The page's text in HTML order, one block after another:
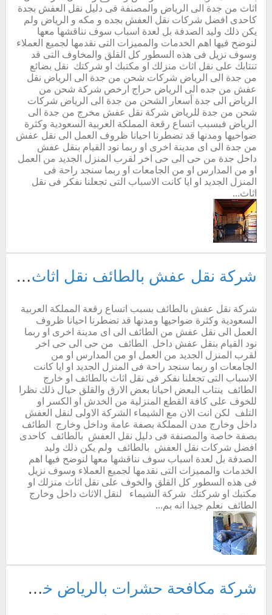
اثاث من جدة الى الرياض والمصنفة فى دليل نقل العفش بجدة
كاحدى افضل شركات نقل العفش بجده و مكه و الرياض ولم
يكن ذلك وليد الصدفة بل لعدة اسباب سوف نناقشها معها
لنوضح فيها اهم الخدمات والمميزات التى نقدمها لجميع العملاء
وسوف نزيل فى هذه السطور كل القلق والمخاوف التى قد
تنتابك على نقل اثاث منزلك او مكتبك او شركتك نقل بضائع
من جدة الى الرياض شركات شحن من جدة الى الرياض نقل
عفش من جده الى الرياض حراج ارخص شركة شحن من
الرياض الى جدة أسعار الشحن من جدة الى الرياض شركات
شحن من جدة للرياض شركة نقل عفش مخرج من جدة الى
الرياض فبسبب اتساع رقعة المملكة العربية السعودية وكثرة
ضواحيها ومدنها قد تضطرنا احيانا ظروف العمل الى نقل عفش
من جدة الى اى مدينة اخرى او ربما نود القيام بنقل عفش
داخل جدة من حى الى حى اخر لقرب المنزل الجديد من العمل
او من المدارس او من الجامعات او ربما سنجد راحة فى
المنزل الجديد او ايا كانت الاسباب التى تجعلنا نفكر فى نقل
اثاث...
شركة نقل عفش بالطائف نقل اثاث داخل وخارج الطائف مع الفك والتركيب والتغليف والضمان
شركة نقل عفش بالطائف بسبب اتساع رقعة المملكة العربية
السعودية وكثرة ضواحيها ومدنها قد تضطرنا احيانا ظروف
العمل الى نقل عفش من الطائف الى اى مدينة اخرى او ربما
نود القيام بنقل عفش داخل الطائف من حى الى حى اخر
لقرب المنزل الجديد من العمل او من المدارس او من
الجامعات او ربما سنجد راحة فى المنزل الجديد او ايا كانت
الاسباب التى تجعلنا نفكر فى نقل اثاث بالطائف او خارج
الطائف ينتاب البعض احيانا بعض الارق والقلق حيال ذلك نظرا
للخوف على كافة القطع المنزلية من الخدش او الكسر او
التلف لكن انت الان مع الشيماء الشركة الاولى لنقل العفش
داخل وخارج مدن المملكة بصفة عامة وداخل وخارج الطائف
بصفة خاصة والمصنفة فى دليل نقل العفش بالطائف كاحدى
افضل شركات نقل العفش بالطائف ولم يكن ذلك وليد
الصدفة بل لعدة اسباب سوف نناقشها معها لنوضح فيها اهم
الخدمات والمميزات التى نقدمها لجميع العملاء وسوف نزيل
فى هذه السطور كل القلق والخوف على نقل اثاث منزلك او
مكتبك او شركتك شركة الشيماء لنقل الاثاث داخل وخارج
الطائف نعلم جيدا انه بم...
شركة مكافحة حشرات بالرياض خصم 30%